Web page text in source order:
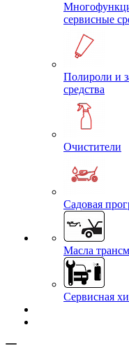
сервисные
Полироли и
средства
Очистители
Садовая
Масла
Сервисная